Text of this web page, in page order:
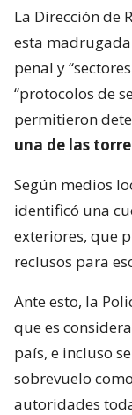
La Dirección de
esta
penal y
“protocolos de
permitieron
una de las
Según medios
identificó una
exteriores, que
reclusos para
Ante esto, la
que es
país, e incluso
sobrevuelo
autoridades